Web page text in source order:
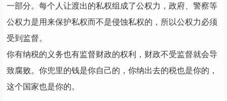
一部分。每个人让渡出的私权组成了公权力，政府、警察等
公权力是用来保护私权而不是侵蚀私权的，所以公权力必须
受到监督。
你有纳税的义务也有监督财政的权利，财政不受监督就会导
致腐败。你兜里的钱是你自己的，你纳出去的税也是你的，
这个国家也是你的。